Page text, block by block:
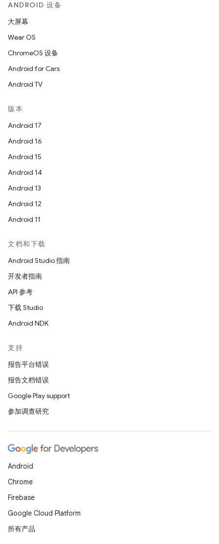
ANDROID 设备
大屏幕
Wear OS
ChromeOS 设备
Android for Cars
Android TV
版本
Android 17
Android 16
Android 15
Android 14
Android 13
Android 12
Android 11
文档和下载
Android Studio 指南
开发者指南
API 参考
下载 Studio
Android NDK
支持
报告平台错误
报告文档错误
Google Play support
参加调查研究
Android
Chrome
Firebase
Google Cloud Platform
所有产品